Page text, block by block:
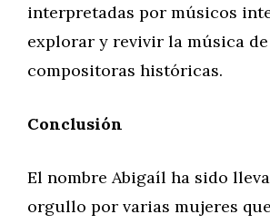
interpretadas por músicos
explorar y revivir la música de
compositoras históricas.
Conclusión
El nombre Abigaíl ha sido
orgullo por varias mujeres